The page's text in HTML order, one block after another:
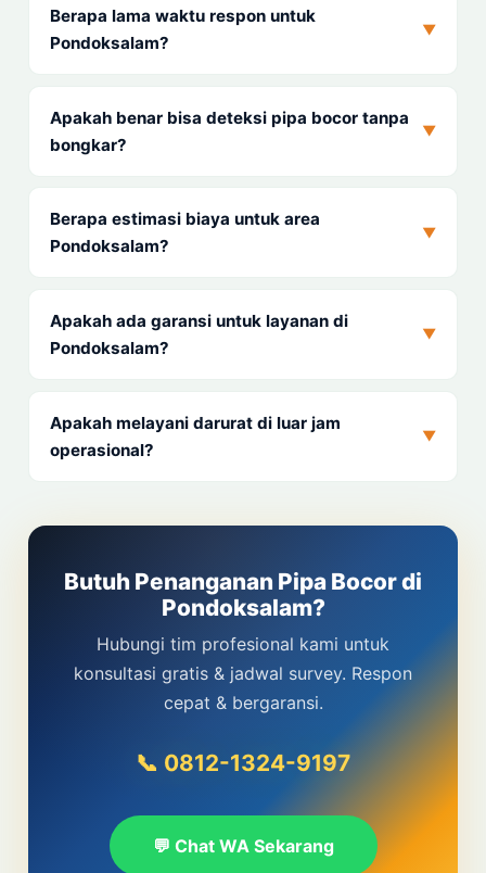
Berapa lama waktu respon untuk
Pondoksalam?
▼
Apakah benar bisa deteksi pipa bocor tanpa
bongkar?
▼
Berapa estimasi biaya untuk area
Pondoksalam?
▼
Apakah ada garansi untuk layanan di
Pondoksalam?
▼
Apakah melayani darurat di luar jam
operasional?
▼
Butuh Penanganan Pipa Bocor di
Pondoksalam?
Hubungi tim profesional kami untuk
konsultasi gratis & jadwal survey. Respon
cepat & bergaransi.
📞 0812-1324-9197
💬 Chat WA Sekarang